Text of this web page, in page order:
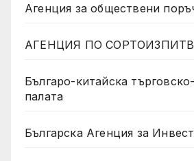
Агенция за обществени
АГЕНЦИЯ ПО
Българо-китайска
палата
Българска Агенция за